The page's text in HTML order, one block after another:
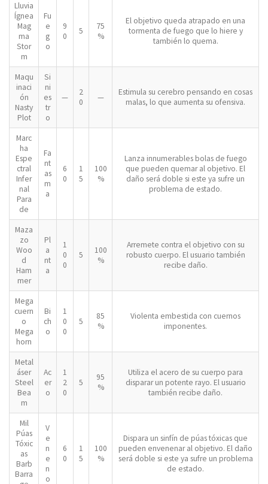
Lluvia
Ígnea
Mag
ma
Stor
m
Fu
e
g
o
9
0
5
75
%
El objetivo queda atrapado en una
tormenta de fuego que lo hiere y
también lo quema.
Maqu
inaci
ón
Nasty
Plot
Si
ni
es
tr
o
—
2
0
—
Estimula su cerebro pensando en cosas
malas, lo que aumenta su ofensiva.
Marc
ha
Espe
ctral
Infer
nal
Para
de
Fa
nt
as
m
a
6
0
1
5
100
%
Lanza innumerables bolas de fuego
que pueden quemar al objetivo. El
daño será doble si este ya sufre un
problema de estado.
Maza
zo
Woo
d
Ham
mer
Pl
a
nt
a
1
0
0
5
100
%
Arremete contra el objetivo con su
robusto cuerpo. El usuario también
recibe daño.
Mega
cuern
o
Mega
horn
Bi
ch
o
1
0
0
5
85
%
Violenta embestida con cuernos
imponentes.
Metal
áser
Steel
Bea
m
Ac
er
o
1
2
0
5
95
%
Utiliza el acero de su cuerpo para
disparar un potente rayo. El usuario
también recibe daño.
Mil
Púas
Tóxic
as
Barb
Barra
V
e
n
e
n
o
6
0
1
5
100
%
Dispara un sinfín de púas tóxicas que
pueden envenenar al objetivo. El daño
será doble si este ya sufre un problema
de estado.